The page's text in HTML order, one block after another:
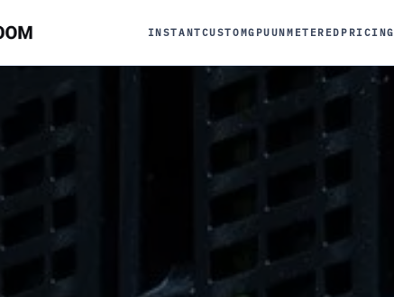
INSTANTCUSTOMGPUUNMETERED PRICING